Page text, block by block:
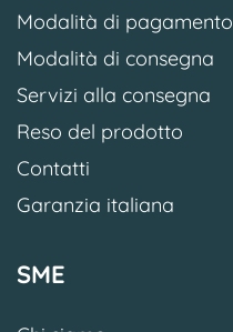
Modalità di pagamento
Modalità di consegna
Servizi alla consegna
Reso del prodotto
Contatti
Garanzia italiana
SME